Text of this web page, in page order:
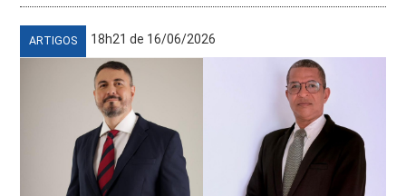
ARTIGOS 18h21 de 16/06/2026